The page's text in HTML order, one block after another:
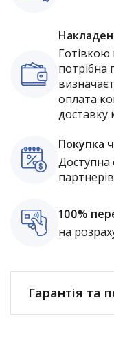
потрібна
оплата
доставку
Покупка
Доступна
100%
на
Гарантія та